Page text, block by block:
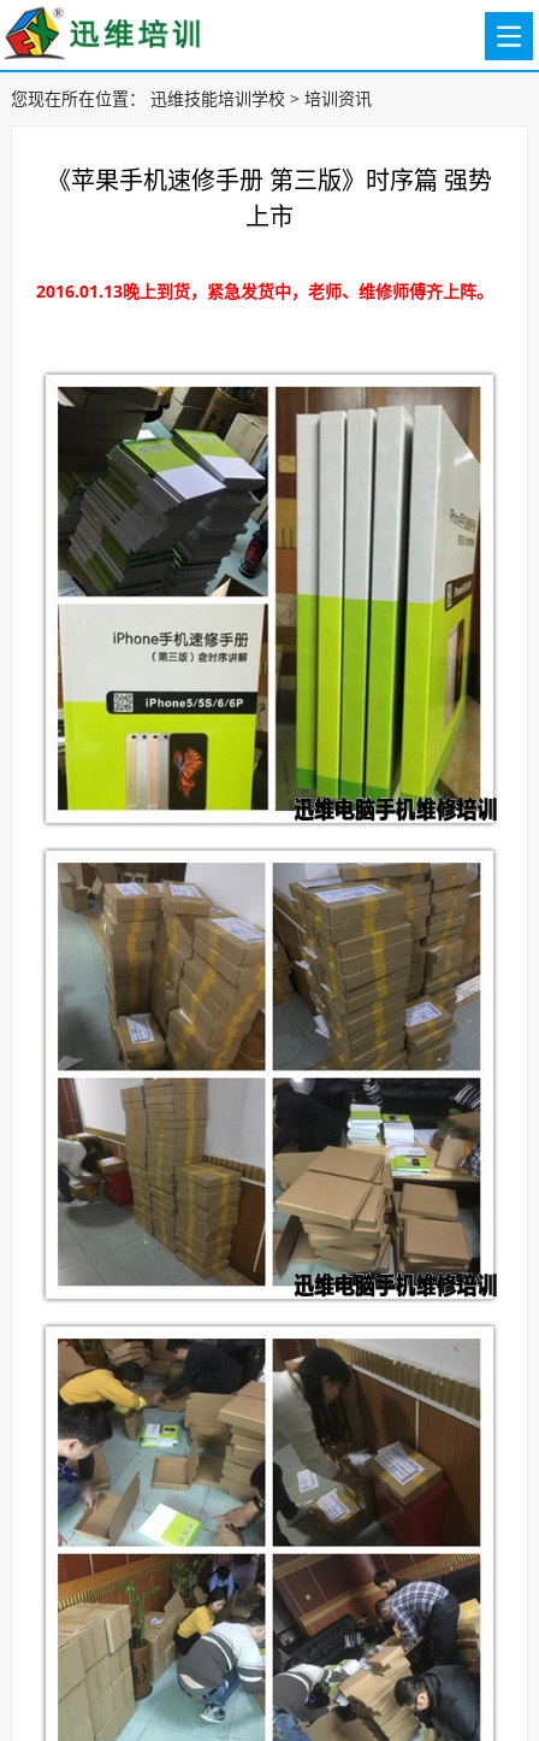
您现在所在位置： 迅维技能培训学校> 培训资讯
《苹果手机速修手册 第三版》时序篇 强势
上市
2016.01.13晚上到货， 紧急发货中，老师、维修师傅齐上阵。